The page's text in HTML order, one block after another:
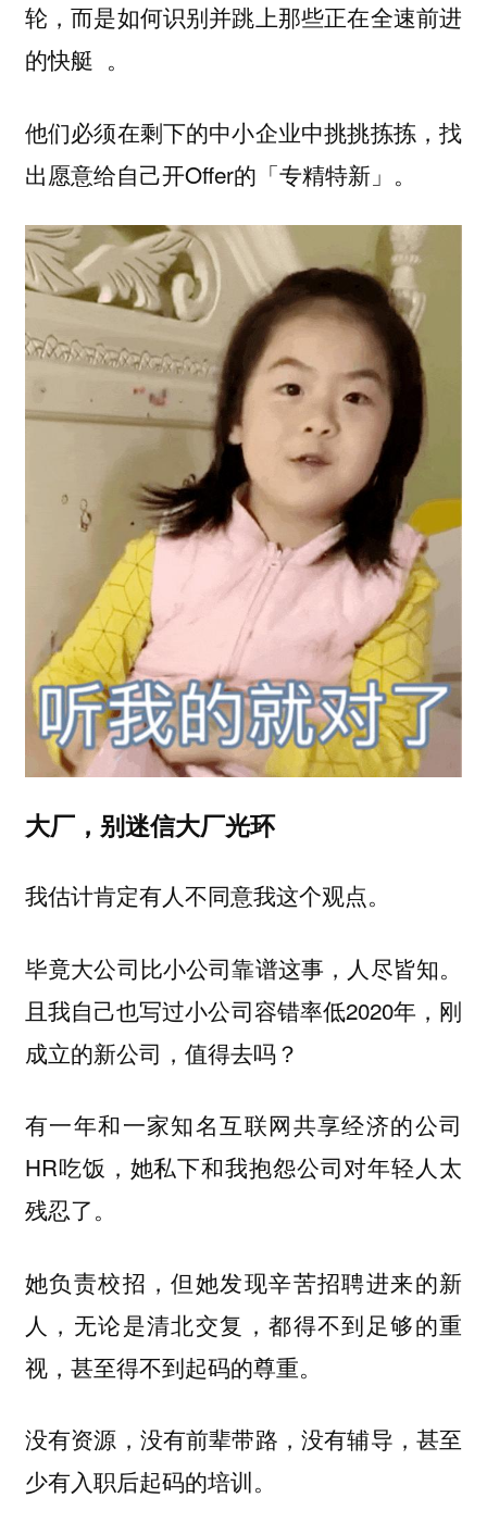
轮，而是如何识别并跳上那些正在全速前进
的快艇 。
他们必须在剩下的中小企业中挑挑拣拣，找
出愿意给自己开Offer的「专精特新」。
大厂，别迷信大厂光环
我估计肯定有人不同意我这个观点。
毕竟大公司比小公司靠谱这事，人尽皆知。
且我自己也写过小公司容错率低2020年，刚
成立的新公司，值得去吗？
有一年和一家知名互联网共享经济的公司
HR吃饭，她私下和我抱怨公司对年轻人太
残忍了。
她负责校招，但她发现辛苦招聘进来的新
人，无论是清北交复，都得不到足够的重
视，甚至得不到起码的尊重。
没有资源，没有前辈带路，没有辅导，甚至
少有入职后起码的培训。